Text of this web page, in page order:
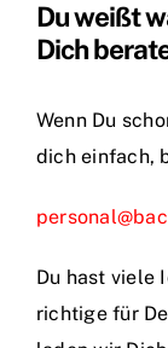
Du weißt
Dich
Wenn Du
dich einfach,
Du hast viele
richtige für